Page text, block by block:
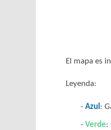
El mapa es
Leyenda:
Azul :
Verde: